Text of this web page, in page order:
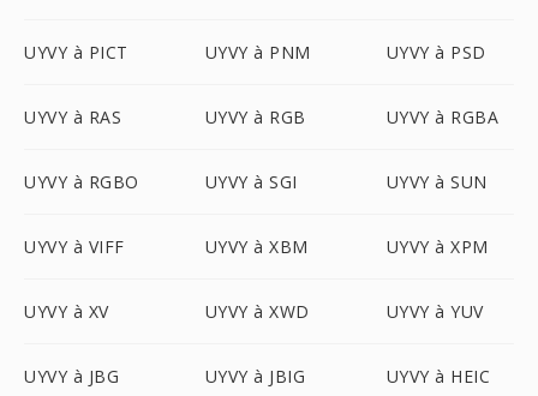
UYVY à PICT UYVY à PNM UYVY à PSD
UYVY à RAS UYVY à RGB UYVY à RGBA
UYVY à RGBO UYVY à SGI UYVY à SUN
UYVY à VIFF UYVY à XBM UYVY à XPM
UYVY à XV UYVY à XWD UYVY à YUV
UYVY à JBG UYVY à JBIG UYVY à HEIC